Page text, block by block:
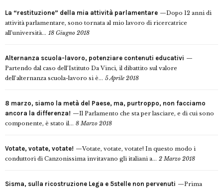
La “restituzione” della mia attività parlamentare
Dopo 12 anni di
attività parlamentare, sono tornata al mio lavoro di ricercatrice
all’università... 18 Giugno 2018
Alternanza scuola-lavoro, potenziare contenuti educativi
Partendo dal caso dell’Istituto Da Vinci, il dibattito sul valore
dell’alternanza scuola-lavoro si è... 5 Aprile 2018
8 marzo, siamo la metà del Paese, ma, purtroppo, non facciamo
ancora la differenza!
Il Parlamento che sta per lasciare, e di cui sono
componente, è stato il... 8 Marzo 2018
Votate, votate, votate!
Votate, votate, votate! In questo modo i
conduttori di Canzonissima invitavano gli italiani a... 2 Marzo 2018
Sisma, sulla ricostruzione Lega e 5stelle non pervenuti
Prima